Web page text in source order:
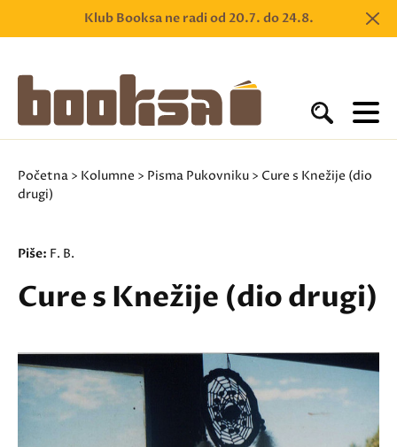
Klub Booksa ne radi od 20.7. do 24.8.
Početna > Kolumne > Pisma Pukovniku > Cure s Knežije (dio
drugi)
Piše: F. B.
Cure s Knežije (dio drugi)